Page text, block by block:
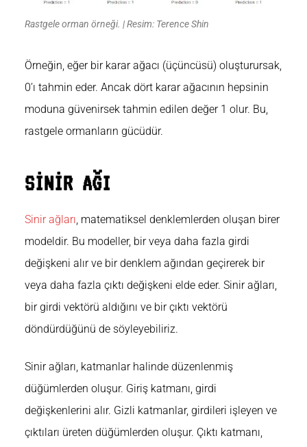
Rastgele orman örneği. | Resim: Terence Shin
Örneğin, eğer bir karar ağacı (üçüncüsü) oluşturursak,
0’ı tahmin eder. Ancak dört karar ağacının hepsinin
moduna güvenirsek tahmin edilen değer 1 olur. Bu,
rastgele ormanların gücüdür.
SİNİR AĞI
Sinir ağları, matematiksel denklemlerden oluşan birer
modeldir. Bu modeller, bir veya daha fazla girdi
değişkeni alır ve bir denklem ağından geçirerek bir
veya daha fazla çıktı değişkeni elde eder. Sinir ağları,
bir girdi vektörü aldığını ve bir çıktı vektörü
döndürdüğünü de söyleyebiliriz.
Sinir ağları, katmanlar halinde düzenlenmiş
düğümlerden oluşur. Giriş katmanı, girdi
değişkenlerini alır. Gizli katmanlar, girdileri işleyen ve
çıktıları üreten düğümlerden oluşur. Çıktı katmanı,